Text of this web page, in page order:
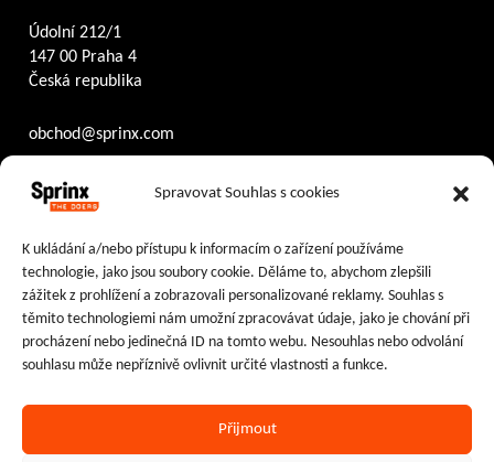
Spravovat Souhlas s cookies
K ukládání a/nebo přístupu k informacím o zařízení používáme
technologie, jako jsou soubory cookie. Děláme to, abychom zlepšili
zážitek z prohlížení a zobrazovali personalizované reklamy. Souhlas s
těmito technologiemi nám umožní zpracovávat údaje, jako je chování při
procházení nebo jedinečná ID na tomto webu. Nesouhlas nebo odvolání
souhlasu může nepříznivě ovlivnit určité vlastnosti a funkce.
Přijmout
Údolní 212/1
147 00 Praha 4
Česká republika
obchod@sprinx.com
Otevírací doba recepce:
PO – ČT8:30 – 17:30
Sledujte nás na:
Facebook
Instagram
LinkedIn